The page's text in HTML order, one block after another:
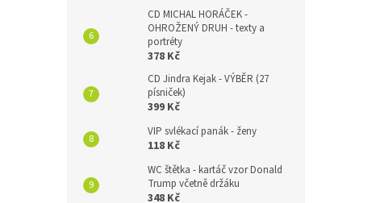
CD MICHAL HORÁČEK -
OHROŽENÝ DRUH - texty a
portréty
378 Kč
CD Jindra Kejak - VÝBĚR (27
písniček)
399 Kč
VIP svlékací panák - ženy
118 Kč
WC štětka - kartáč vzor Donald
Trump včetně držáku
348 Kč